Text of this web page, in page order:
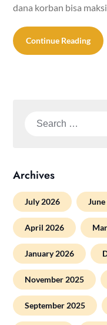
dana korban bisa
Continue Reading
Search
Archives
July 2026
April 2026
January 2026
November 2025
September 2025